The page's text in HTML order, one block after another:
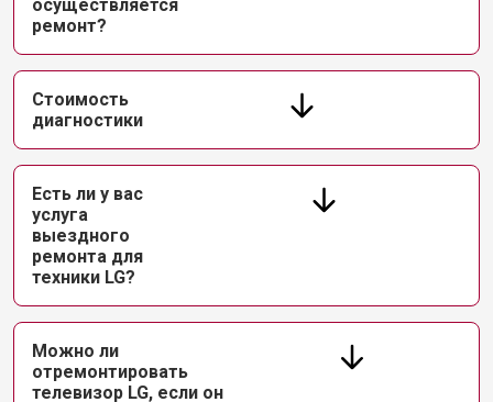
осуществляется
ремонт?
Стоимость
диагностики
Есть ли у вас
услуга
выездного
ремонта для
техники LG?
Можно ли
отремонтировать
телевизор LG, если он